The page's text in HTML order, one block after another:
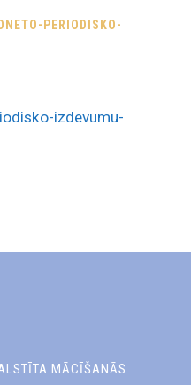
PERIODISKO-
izdevumu-
MĀCĪŠANĀS